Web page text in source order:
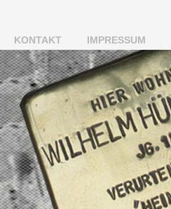
KONTAKT IMPRESSUM